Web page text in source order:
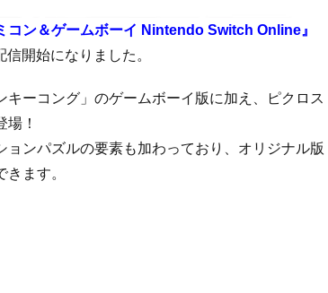
コン＆ゲームボーイ Nintendo Switch Online』
開始になりました。
ーコング」のゲームボーイ版に加え、ピクロス
！
ンパズルの要素も加わっており、オリジナル版
ます。